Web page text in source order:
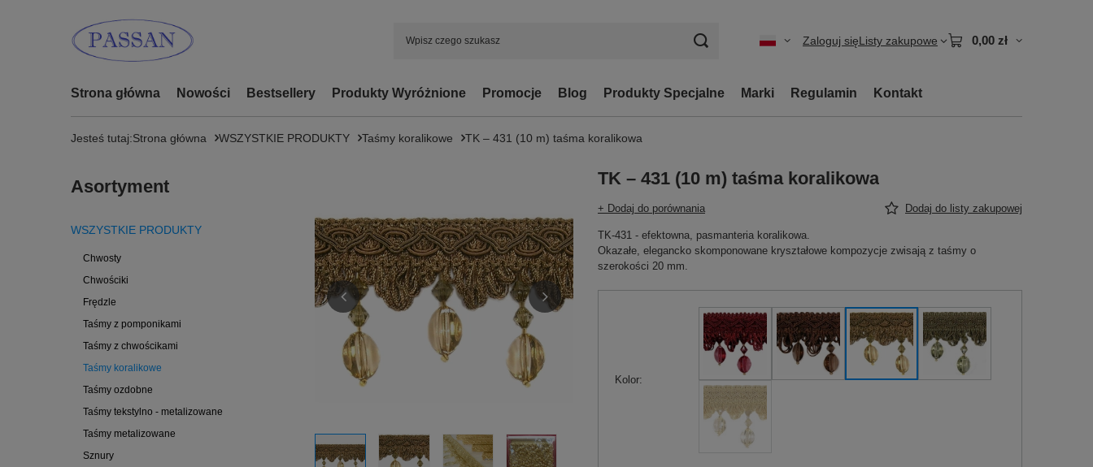
Zaloguj sięListy zakupowe 0,00 zł
Strona główna Nowości Bestsellery Produkty Wyróżnione Promocje Blog Produkty Specjalne Marki Regulamin Kontakt
Jesteś tutaj:Strona główna WSZYSTKIE PRODUKTY Taśmy koralikowe TK – 431 (10 m) taśma koralikowa
Asortyment
WSZYSTKIE PRODUKTY
Chwosty
Chwościki
Frędzle
Taśmy z pomponikami
Taśmy z chwościkami
Taśmy koralikowe
Taśmy ozdobne
Taśmy tekstylno - metalizowane
Taśmy metalizowane
Sznury
TK – 431 (10 m) taśma koralikowa
+ Dodaj do porównania Dodaj do listy zakupowej
TK-431 - efektowna, pasmanteria koralikowa.
Okazałe, elegancko skomponowane kryształowe kompozycje zwisają z taśmy o
szerokości 20 mm.
Kolor